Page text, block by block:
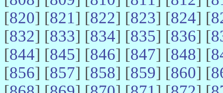
[820] [821] [822] [823] [824] [
[832] [833] [834] [835] [836] [
[844] [845] [846] [847] [848] [
[856] [857] [858] [859] [860] [